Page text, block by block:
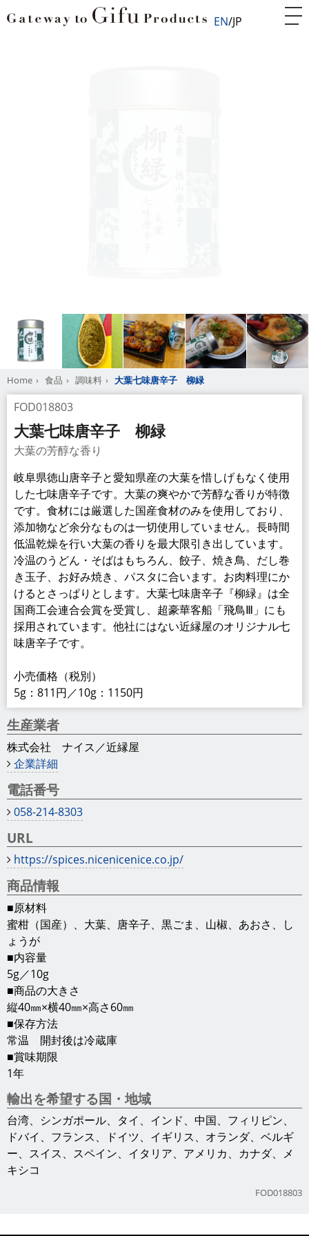
EN JP
けるとさっぱりとします。大葉七味唐辛子『柳緑』は全
国商工会連合会賞を受賞し、超豪華客船「飛鳥Ⅲ」にも
採用されています。他社にはない近縁屋のオリジナル七
味唐辛子です。
小売価格（税別）
5g：811円／10g：1150円
生産業者
株式会社 ナイス／近縁屋
企業詳細
電話番号
058-214-8303
URL
https://spices.nicenicenice.co.jp/
商品情報
■原材料
蜜柑（国産）、大葉、唐辛子、黒ごま、山椒、あおさ、し
ょうが
■内容量
5g／10g
■商品の大きさ
縦40㎜×横40㎜×高さ60㎜
■保存方法
常温 開封後は冷蔵庫
■賞味期限
1年
輸出を希望する国・地域
台湾、シンガポール、タイ、インド、中国、フィリピン、
ドバイ、フランス、ドイツ、イギリス、オランダ、ベルギ
ー、スイス、スペイン、イタリア、アメリカ、カナダ、メ
キシコ
FOD018803
岐阜県商工労働部
地域産業課
岐阜市薮田南2丁目1番1号
500-8570
TEL/058-272-8090
FAX/058-278-2656
サイト利用について
Copyright(C)2013 Gifu Prefecture